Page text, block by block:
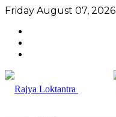
Friday August 07, 2026